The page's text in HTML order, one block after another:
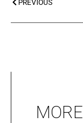
PREVIOUS
MORE